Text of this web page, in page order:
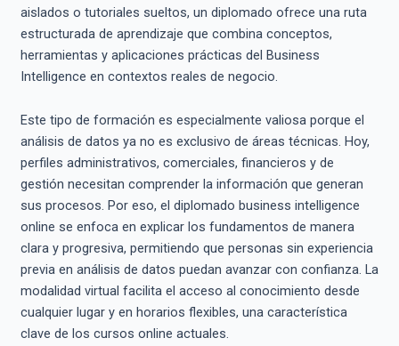
aislados o tutoriales sueltos, un diplomado ofrece una ruta
estructurada de aprendizaje que combina conceptos,
herramientas y aplicaciones prácticas del Business
Intelligence en contextos reales de negocio.
Este tipo de formación es especialmente valiosa porque el
análisis de datos ya no es exclusivo de áreas técnicas. Hoy,
perfiles administrativos, comerciales, financieros y de
gestión necesitan comprender la información que generan
sus procesos. Por eso, el diplomado business intelligence
online se enfoca en explicar los fundamentos de manera
clara y progresiva, permitiendo que personas sin experiencia
previa en análisis de datos puedan avanzar con confianza. La
modalidad virtual facilita el acceso al conocimiento desde
cualquier lugar y en horarios flexibles, una característica
clave de los cursos online actuales.